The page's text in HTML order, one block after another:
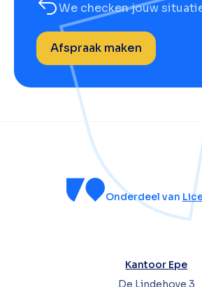
We checken jouw
Afspraak maken
Onderdeel van
Kantoor Epe
De Lindehove 3